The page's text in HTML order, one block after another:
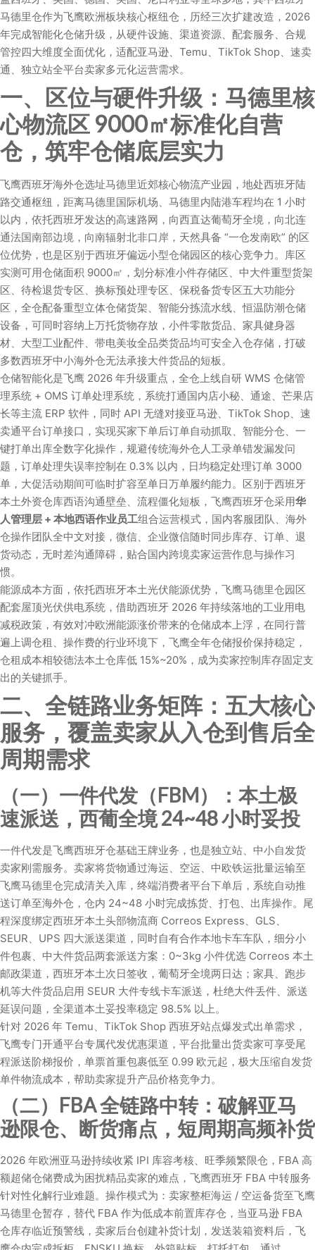
马德里仓作为飞鹰欧洲板块核心枢纽仓，历经三次扩建改造，2026
年完成智能化仓储升级，从硬件设施、渠道资源、配套服务、合规
管控四大维度全面优化，适配亚马逊、Temu、TikTok Shop、速卖
通、独立站全平台卖家多元化运营需求。
一、区位与硬件升级：马德里核
心物流区 9000㎡标准化自营
仓，筑牢仓储底层实力
飞鹰西班牙海外仓选址马德里近郊核心物流产业园，地处西班牙陆
路交通枢纽，距离马德里国际机场、马德里内陆港车程均在 1 小时
以内，依托西班牙发达的高速路网，向西直达葡萄牙全境，向北连
通法国南部边境，向南辐射北非口岸，天然具备 “一仓发南欧” 的区
位优势，也是区别于西班牙偏远小型仓储园区的核心竞争力。库区
实测可用仓储面积 9000㎡，划分标准小件存储区、中大件重型货架
区、待检退货专区、换标预处理专区、保税备货专区五大功能分
区，全仓配备重型立体仓储货架、智能分拣流水线、恒温防潮仓储
设备，可同时容纳上万托货物存放，小件零散货品、家具健身器
材、大型工业配件、带电美妆全品类货品均可安全入仓存储，打破
多数西班牙中小海外仓无法承接大件货品的短板。
仓储智能化是飞鹰 2026 年升级重点，全仓上线自研 WMS 仓储管
理系统 + OMS 订单处理系统，系统打通国内店小秘、通途、芒果店
长等主流 ERP 软件，同时 API 无缝对接亚马逊、TikTok Shop、速
卖通平台订单接口，实现买家下单后订单自动抓取、智能分仓、一
键打单出库全数字化操作，规避传统海外仓人工录单错发漏发问
题，订单处理失误率控制在 0.3% 以内，日均稳定处理订单 3000
单，大促活动期间可临时扩容至单日万单履约能力。区别于西班牙
本土外资仓库西语沟通壁垒、流程僵化短板，飞鹰西班牙仓采用华
人管理层 + 本地西语作业员工组合运营模式，国内客服团队、海外
仓操作团队全中文对接，微信、企业微信随时同步库存、订单、退
货动态，无时差沟通障碍，贴合国内跨境卖家运营作息与操作习
惯。
能源成本方面，依托西班牙本土光伏能源优势，飞鹰马德里仓园区
配套屋顶光伏供电系统，借助西班牙 2026 年持续落地的工业用电
减税政策，有效对冲欧洲能源涨价带来的仓储成本上浮，在同行普
遍上调仓租、操作费的行业环境下，飞鹰全年仓储报价保持稳定，
仓租成本相较德法本土仓库低 15%~20%，成为卖家控制库存固定支
出的关键抓手。
二、全链路业务矩阵：五大核心
服务，覆盖卖家从入仓到售后全
周期需求
（一）一件代发（FBM）：本土极
速派送，西葡全境 24~48 小时妥投
一件代发是飞鹰西班牙仓基础王牌业务，也是独立站、中小自发货
卖家刚需服务。卖家将货物通过海运、空运、中欧铁运批量运输至
飞鹰马德里仓完成清关入库，终端消费者平台下单后，系统自动推
送订单至海外仓，仓内 24~48 小时完成拣货、打包、出库操作。尾
程深度绑定西班牙本土头部物流商 Correos Express、GLS、
SEUR、UPS 四大派送渠道，同时自有合作本地卡车车队，细分小
件包裹、中大件货品两套派送方案：0~3kg 小件优选 Correos 本土
邮政渠道，西班牙本土次日签收，葡萄牙全境两日达；家具、跑步
机等大件货品启用 SEUR 大件专线卡车派送，杜绝大件丢件、派送
延误问题，全渠道本土妥投率稳定 98.5% 以上。
针对 2026 年 Temu、TikTok Shop 西班牙站点爆发式出单需求，
飞鹰专门开通平台专属代发优惠渠道，平台批量出货卖家可享受尾
程派送阶梯报价，单票首重包裹低至 0.99 欧元起，极大压缩自发货
单件物流成本，帮助卖家提升产品价格竞争力。
（二）FBA 全链路中转：破解亚马
逊限仓、断货痛点，短周期高频补货
2026 年欧洲亚马逊持续收紧 IPI 库容考核、旺季频繁限仓，FBA 高
额超储仓储费成为困扰精品卖家的难点，飞鹰西班牙 FBA 中转服务
针对性化解行业难题。操作模式为：卖家整柜海运 / 空运备货至飞鹰
马德里仓暂存，替代 FBA 作为低成本前置库存仓，当亚马逊 FBA
仓库存临近预警线，卖家后台创建补货计划，发送装箱资料后，飞